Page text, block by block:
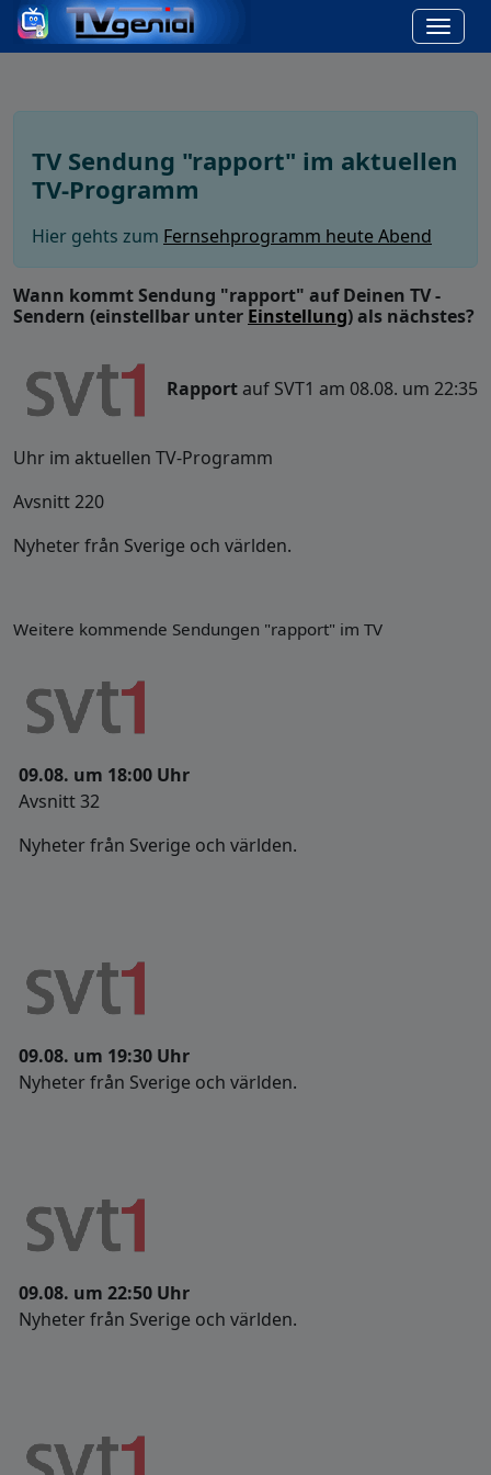
TV Sendung "rapport" im aktuellen
TV-Programm
Hier gehts zum Fernsehprogramm heute Abend
Wann kommt Sendung "rapport" auf Deinen TV -
Sendern (einstellbar unter Einstellung) als nächstes?
Rapport auf SVT1 am 08.08. um 22:35
Uhr im aktuellen TV-Programm
Avsnitt 220
Nyheter från Sverige och världen.
Weitere kommende Sendungen "rapport" im TV
09.08. um 18:00 Uhr
Avsnitt 32
Nyheter från Sverige och världen.
09.08. um 19:30 Uhr
Nyheter från Sverige och världen.
09.08. um 22:50 Uhr
Nyheter från Sverige och världen.